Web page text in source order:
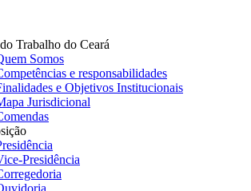
Trabalho do Ceará
Somos
e responsabilidades
e Objetivos Institucionais
Jurisdicional
Presidência